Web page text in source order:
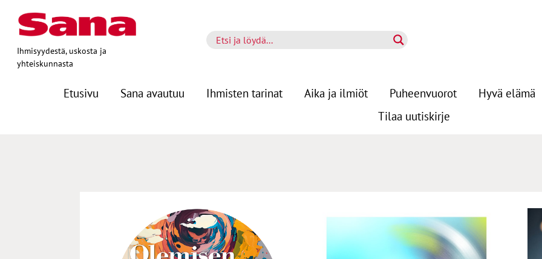
Ihmisyydestä, uskosta ja
yhteiskunnasta
Etusivu Sana avautuu Ihmisten tarinat Aika ja ilmiöt Puheenvuorot Hyvä elämä
Tilaa uutiskirje